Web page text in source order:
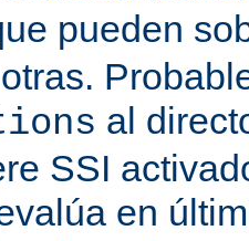
pueden
al
SSI
en